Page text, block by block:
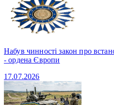
Набув чинності закон про
- ордена Європи
17.07.2026